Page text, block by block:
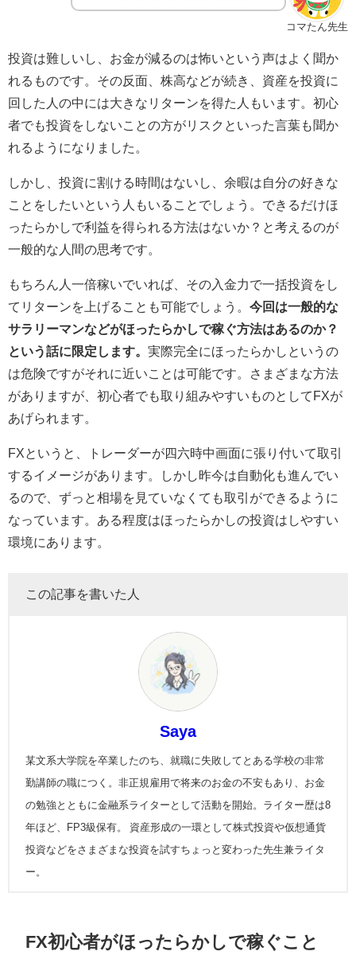
コマたん先生
投資は難しいし、お金が減るのは怖いという声はよく聞か
れるものです。その反面、株高などが続き、資産を投資に
回した人の中には大きなリターンを得た人もいます。初心
者でも投資をしないことの方がリスクといった言葉も聞か
れるようになりました。
しかし、投資に割ける時間はないし、余暇は自分の好きな
ことをしたいという人もいることでしょう。できるだけほ
ったらかしで利益を得られる方法はないか？と考えるのが
一般的な人間の思考です。
もちろん人一倍稼いでいれば、その入金力で一括投資をし
てリターンを上げることも可能でしょう。 今回は一般的な
サラリーマンなどがほったらかしで稼ぐ方法はあるのか？
という話に限定します。 実際完全にほったらかしというの
は危険ですがそれに近いことは可能です。さまざまな方法
がありますが、初心者でも取り組みやすいものとしてFXが
あげられます。
FXというと、トレーダーが四六時中画面に張り付いて取引
するイメージがあります。しかし昨今は自動化も進んでい
るので、ずっと相場を見ていなくても取引ができるように
なっています。ある程度はほったらかしの投資はしやすい
環境にあります。
この記事を書いた人
Saya
某文系大学院を卒業したのち、就職に失敗してとある学校の非常
勤講師の職につく。非正規雇用で将来のお金の不安もあり、お金
の勉強とともに金融系ライターとして活動を開始。ライター歴は8
年ほど、FP3級保有。 資産形成の一環として株式投資や仮想通貨
投資などをさまざまな投資を試すちょっと変わった先生兼ライタ
ー。
FX初心者がほったらかしで稼ぐこと